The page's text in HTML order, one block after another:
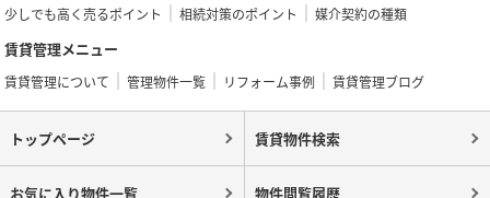
少しでも高く売るポイント
相続対策のポイント 媒介契約の種類
賃貸管理メニュー
賃貸管理について 管理物件一覧 リフォーム事例 賃貸管理ブログ
トップページ 賃貸物件検索
お気に入り物件一覧 物件閲覧履歴